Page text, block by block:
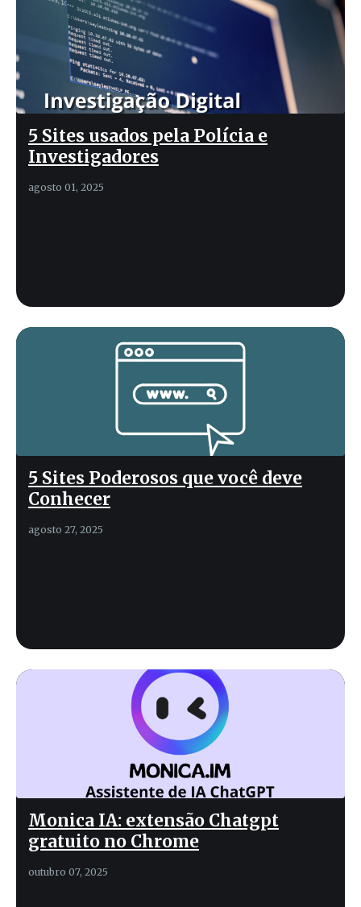
5 Sites usados pela Polícia e
Investigadores
agosto 01, 2025
5 Sites Poderosos que você deve
Conhecer
agosto 27, 2025
Monica IA: extensão Chatgpt
gratuito no Chrome
outubro 07, 2025